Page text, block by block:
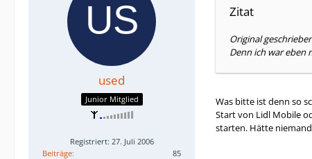
used
Junior Mitglied
Registriert: 27. Juli 2006
Beiträge
85
Zitat
Original
Denn ich war eben
Was bitte ist denn so
Start von Lidl Mobile
starten. Hätte